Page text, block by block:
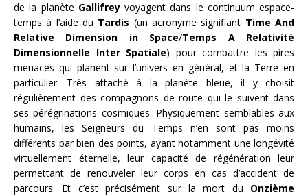
de la planète Gallifreyvoyagent dans le continuum espace-
temps à l’aide du Tardis (un acronyme signifiant Time And
Relative Dimension in Space/Temps A Relativité
Dimensionnelle Inter Spatiale) pour combattre les pires
menaces qui planent sur l’univers en général, et la Terre en
particulier. Très attaché à la planète bleue, il y choisit
régulièrement des compagnons de route qui le suivent dans
ses pérégrinations cosmiques. Physiquement semblables aux
humains, les Seigneurs du Temps n’en sont pas moins
différents par bien des points, ayant notamment une longévité
virtuellement éternelle, leur capacité de régénération leur
permettant de renouveler leur corps en cas d’accident de
parcours. Et c’est précisément sur la mort du Onzième